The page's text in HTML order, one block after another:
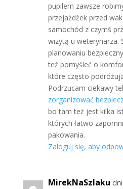
pupilem zawsze
przejażdżek przed
samochód z czymś
wizytą u weterynarza.
planowaniu
też pomyśleć o
które często
Podrzucam ciekawy
zorganizować
bo tam też jest kilka
których łatwo
pakowania.
Zaloguj się, aby
MirekNaSzlaku